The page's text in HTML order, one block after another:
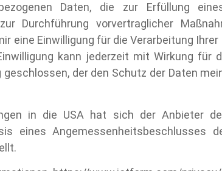
Daten, die zur Erfüllung
zur Durchführung vorvertraglicher
eine Einwilligung für die Verarbeitung
kann jederzeit mit Wirkung
der den Schutz der Daten
in die USA hat sich der Anbieter
eines Angemessenheitsbeschlusses